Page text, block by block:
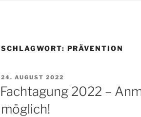
SCHLAGWORT: PRÄVENTION
VERÖFFENTLICHT
AM
24. AUGUST 2022
Fachtagung 2022 –
möglich!